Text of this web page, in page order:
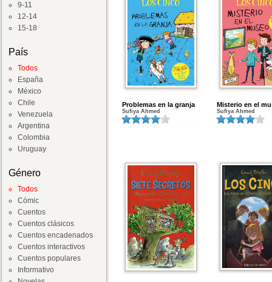
9-11
12-14
15-18
País
Todos
España
México
Chile
Venezuela
Argentina
Colombia
Uruguay
Género
Todos
Cómic
Cuentos
Cuentos clásicos
Cuentos encadenados
Cuentos interactivos
Cuentos populares
Informativo
Problemas en la granja
Sufiya Ahmed
Misterio en el
Sufiya Ahmed